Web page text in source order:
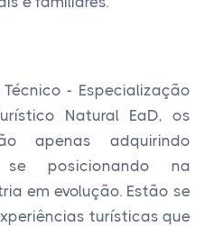
- Especialização
Natural EaD, os
apenas adquirindo
se posicionando na
em evolução. Estão se
turísticas que